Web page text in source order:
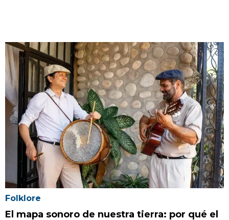
Folklore
El mapa sonoro de nuestra tierra: por qué el